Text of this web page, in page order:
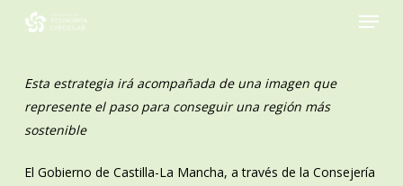
content
Menu
Esta estrategia irá acompañada de una imagen que
represente el paso para conseguir una región más
sostenible
El Gobierno de Castilla-La Mancha, a través de la Consejería